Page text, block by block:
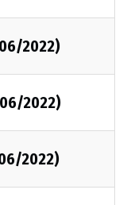
2022)
2022)
2022)